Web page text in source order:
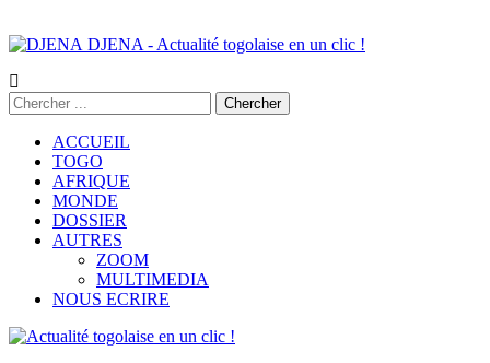
DJENA - Actualité togolaise en un clic !
ACCUEIL
TOGO
AFRIQUE
MONDE
DOSSIER
AUTRES
ZOOM
MULTIMEDIA
NOUS ECRIRE